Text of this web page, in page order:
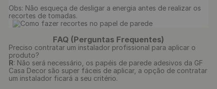
Obs: Não esqueça de desligar a energia antes de realizar os
recortes de tomadas.
FAQ (Perguntas Frequentes)
Preciso contratar um instalador profissional para aplicar o
produto?
R: Não será necessário, os papéis de parede adesivos da GF
Casa Decor são super fáceis de aplicar, a opção de contratar
um instalador ficará a seu critério.